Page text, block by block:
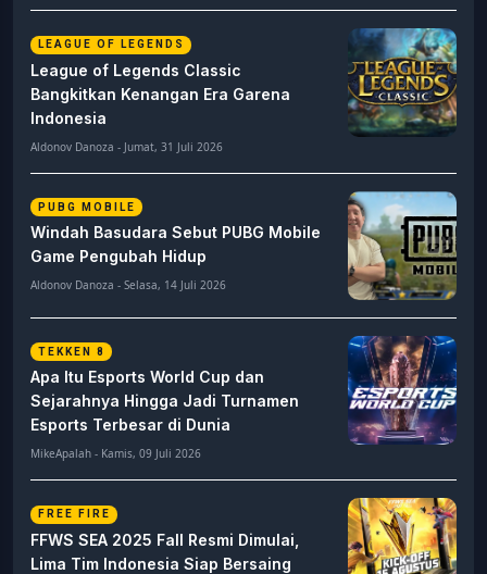
LEAGUE OF LEGENDS
League of Legends Classic
Bangkitkan Kenangan Era Garena
Indonesia
Aldonov Danoza - Jumat, 31 Juli 2026
PUBG MOBILE
Windah Basudara Sebut PUBG Mobile
Game Pengubah Hidup
Aldonov Danoza - Selasa, 14 Juli 2026
TEKKEN 8
Apa Itu Esports World Cup dan
Sejarahnya Hingga Jadi Turnamen
Esports Terbesar di Dunia
MikeApalah - Kamis, 09 Juli 2026
FREE FIRE
FFWS SEA 2025 Fall Resmi Dimulai,
Lima Tim Indonesia Siap Bersaing